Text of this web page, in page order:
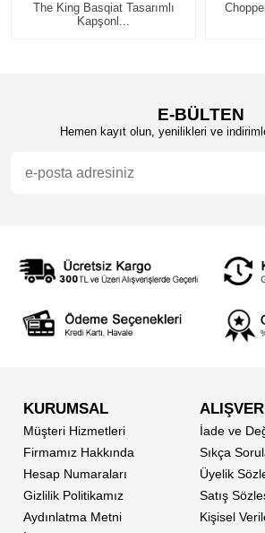
The King Basqiat Tasarımlı
Kapşonl...
E-BÜLTEN
Hemen kayıt olun, yenilikleri ve
KURUMSAL
Müşteri Hizmetleri
Firmamız Hakkında
Hesap Numaraları
Gizlilik Politikamız
Aydınlatma Metni
İade ve
Sıkça
Üyelik
Satış
Kişisel